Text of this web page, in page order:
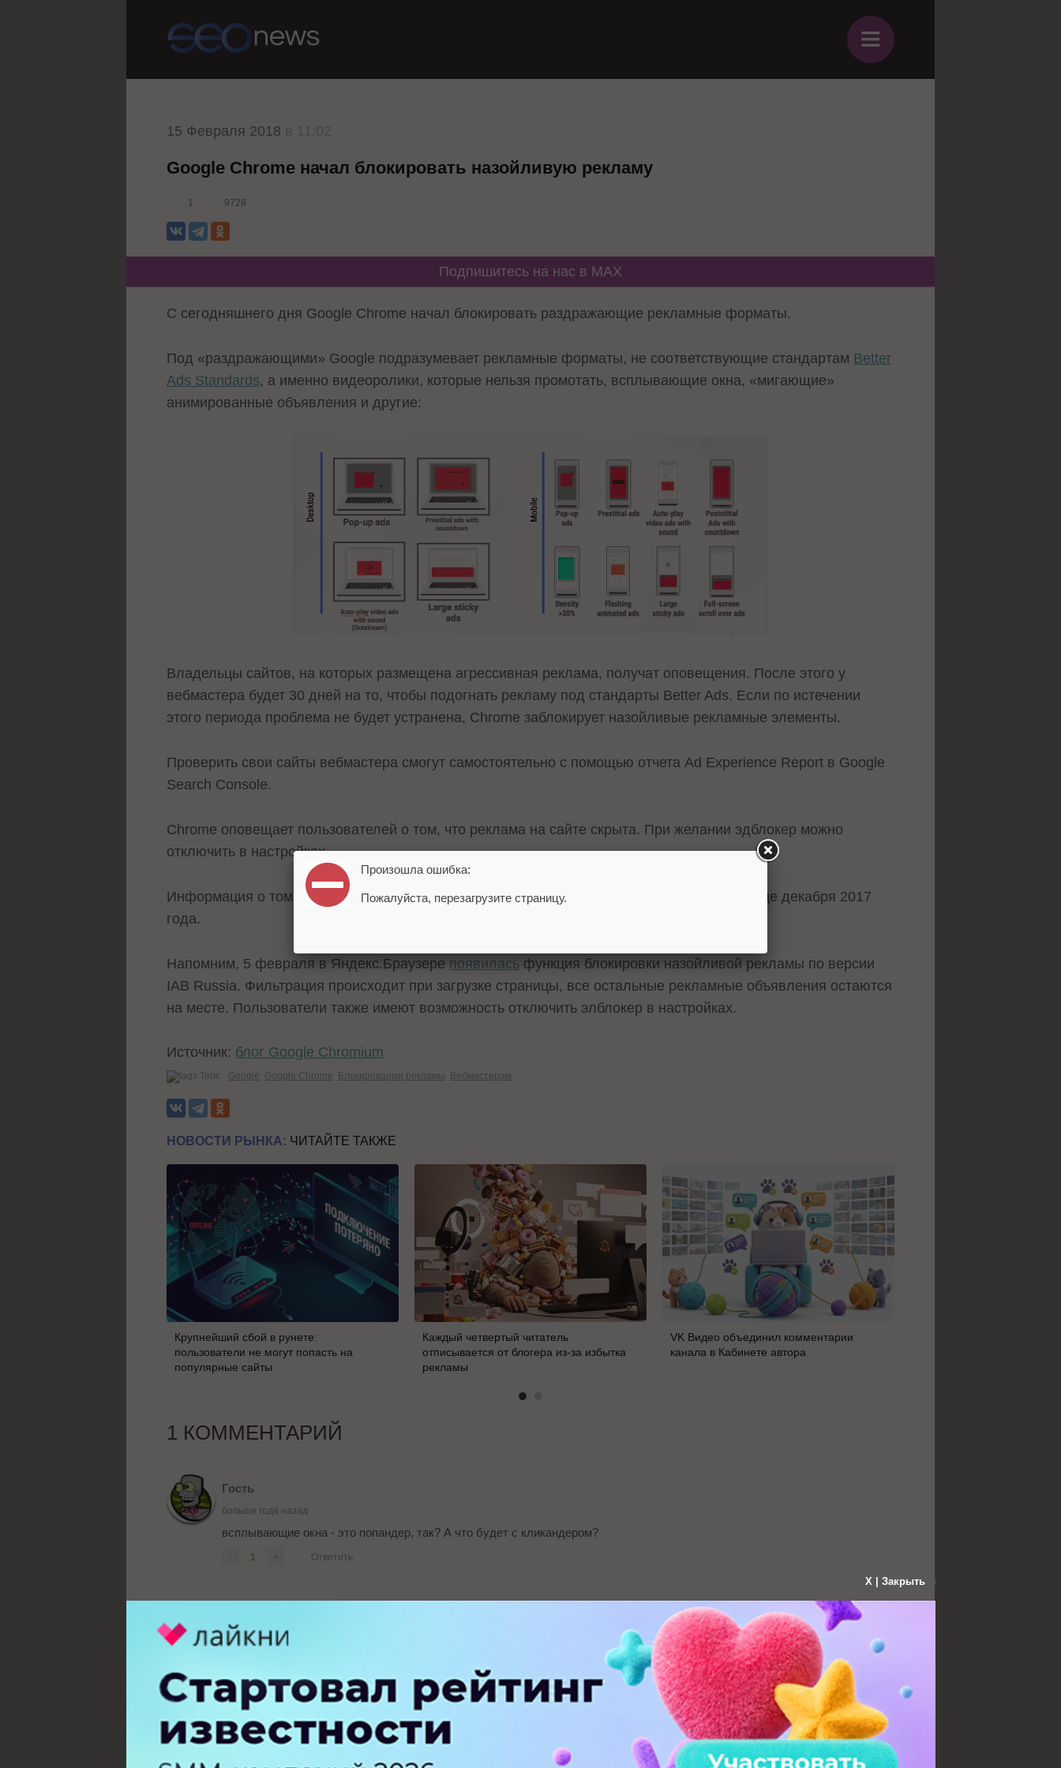
≡
15 Февраля 2018
Google Chrome начал блокировать назойливую рекламу
1 9728
Подпишитесь на нас в MAX
С сегодняшнего дня Google Chrome начал блокировать раздражающие рекламные форматы.
Под «раздражающими» Google подразумевает рекламные форматы, не соответствующие стандартам Better
Ads Standards, а именно видеоролики, которые нельзя промотать, всплывающие окна, «мигающие»
анимированные объявления и другие:
Владельцы сайтов, на которых размещена агрессивная реклама, получат оповещения. После этого у
вебмастера будет 30 дней на то, чтобы подогнать рекламу под стандарты Better Ads. Если по истечении
этого периода проблема не будет устранена, Chrome заблокирует назойливые рекламные элементы.
Проверить свои сайты вебмастера смогут самостоятельно с помощью отчета Ad Experience Report в Google
Search Console.
Chrome оповещает пользователей о том, что реклама на сайте скрыта. При желании эдблокер можно
отключить в настройках.
Информация о том, что Chrome будетблокироватьназойливую рекламу, появилась в конце декабря 2017
года.
Напомним, 5 февраля в Яндекс.Браузере появилась функция блокировки назойливой рекламы по версии
IAB Russia. Фильтрация происходит при загрузке страницы, все остальные рекламные объявления остаются
на месте. Пользователи также имеют возможность отключить элблокер в настройках.
Источник: блог Google Chromium
Теги: Google Google Chrome Блокировщики рекламы Вебмастерам
НОВОСТИ РЫНКА: ЧИТАЙТЕ ТАКЖЕ
Крупнейший сбой в рунете:
пользователи не могут попасть на
популярные сайты
Каждый четвертый читатель
отписывается от блогера из-за избытка
рекламы
VK Видео объединил комментарии
канала в Кабинете автора
1 КОММЕНТАРИЙ
Гость
больше года назад
всплывающие окна - это попандер, так? А что будет с кликандером?
1 Ответить
X | Закрыть
ПЕРЕЙТИ НА ПОЛНУЮ ВЕРСИЮ
Произошла ошибка:
Пожалуйста, перезагрузите страницу.